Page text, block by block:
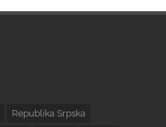
Republika Srpska